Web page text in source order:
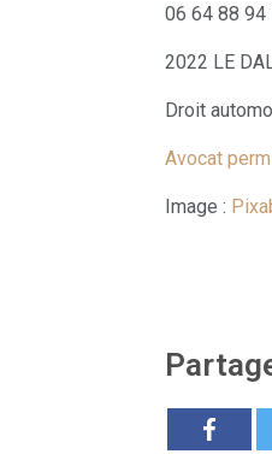
06 64 88
2022 LE
Droit
Avocat
Image :